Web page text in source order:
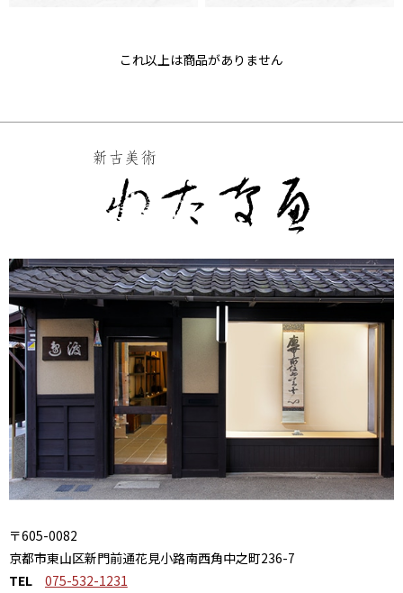
これ以上は商品がありません
〒605-0082
京都市東山区新門前通花見小路南西角中之町236-7
TEL
075-532-1231